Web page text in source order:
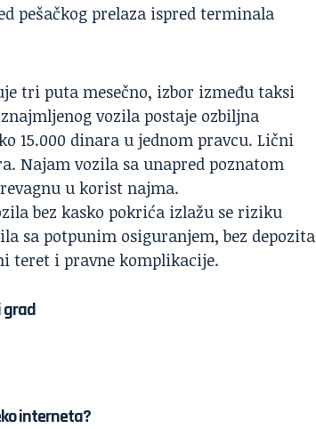
tri puta mesečno, izbor između taksi
vozila postaje ozbiljna
15.000 dinara u jednom pravcu. Lični
Najam vozila sa unapred poznatom
u korist najma.
bez kasko pokrića izlažu se riziku
sa potpunim osiguranjem, bez
teret i pravne komplikacije.
grad
interneta?